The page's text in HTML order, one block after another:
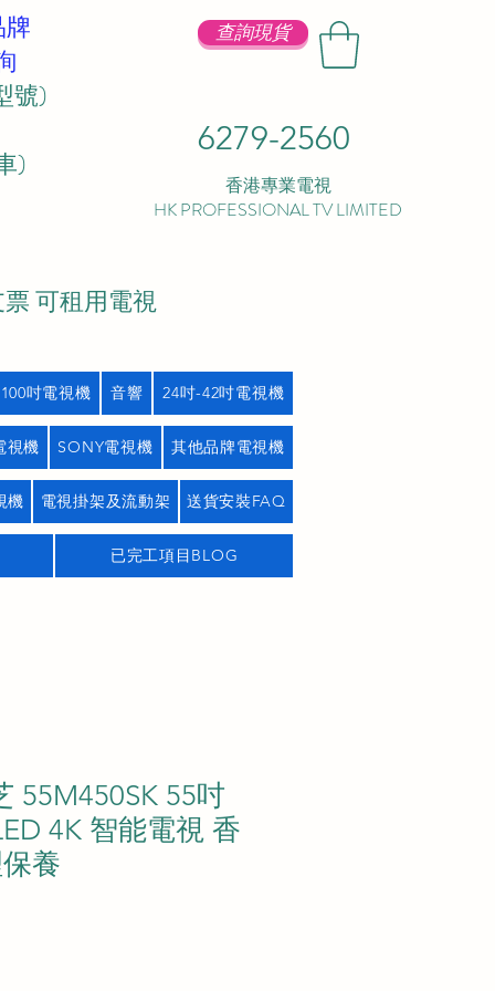
查詢現貨
6279-2560
香港專業電視
HK PROFESSIONAL TV LIMITED
號)
)
可租用電視
吋電視機 音響 24吋-42吋電視機
視機 SONY電視機 其他品牌電視機
機 電視掛架及流動架 送貨安裝FAQ
已完工項目BLOG
55M450SK 55吋
4K 智能電視 香
養